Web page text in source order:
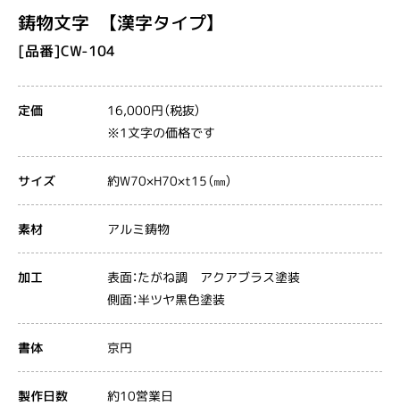
鋳物文字 【漢字タイプ】
[品番]CW-104
定価 16,000円（税抜）
※1文字の価格です
サイズ 約W70×H70×t15（㎜）
素材 アルミ鋳物
加工 表面：たがね調 アクアブラス塗装
側面：半ツヤ黒色塗装
書体 京円
製作日数 約10営業日